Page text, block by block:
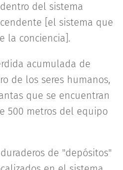
del sistema
[el sistema que
la conciencia].
acumulada de
de los seres humanos,
que se encuentran
500 metros del equipo
de "depósitos"